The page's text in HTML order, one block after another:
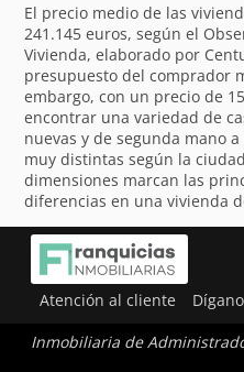
El precio medio de las
241.145 euros, según el
Vivienda, elaborado por
presupuesto del comprador
embargo, con un precio de
encontrar una variedad de
nuevas y de segunda mano
muy distintas según la
dimensiones marcan las
diferencias en una vivienda
Atención al cliente
Inmobiliaria de